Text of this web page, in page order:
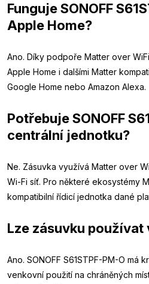
Funguje SONOFF
Apple Home?
Ano. Díky podpoře Matter over
Apple Home i dalšími Matter
Google Home nebo Amazon Alexa.
Potřebuje SONOFF
centrální jednotku?
Ne. Zásuvka využívá Matter over
Wi-Fi síť. Pro některé ekosystémy
kompatibilní řídicí jednotka dané
Lze zásuvku používat
Ano. SONOFF S61STPF-PM-O má
venkovní použití na chráněných